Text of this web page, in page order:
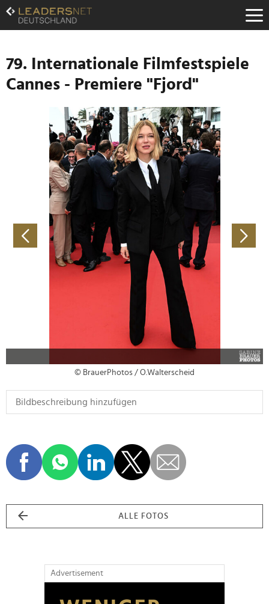
Zum
Inhalt
Zur
Navigation
Zur
Hauptnavigation
79. Internationale Filmfestspiele
Cannes - Premiere "Fjord"
© BrauerPhotos / O.Walterscheid
ALLE FOTOS
Advertisement